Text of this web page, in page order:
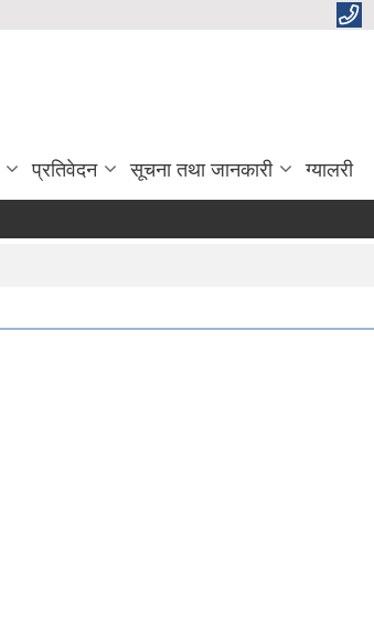
प्रतिवेदन सूचना तथा जानकारी ग्यालरी